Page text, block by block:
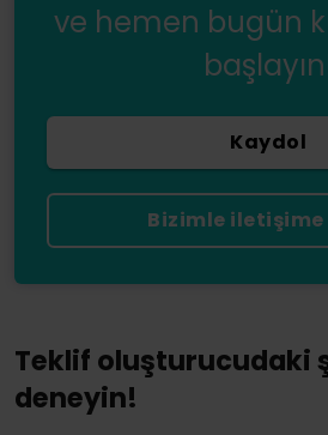
ve hemen bugün
Kaydol
Bizimle iletişime
Teklif oluşturucudaki
deneyin!